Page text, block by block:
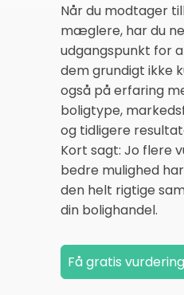
Når du modtager
mæglere, har du
udgangspunkt for
dem grundigt ikke
også på erfaring
boligtype,
og tidligere
Kort sagt: Jo flere
bedre mulighed
den helt rigtige
din bolighandel.